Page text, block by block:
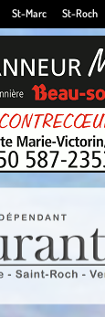
St-Marc St-Roch